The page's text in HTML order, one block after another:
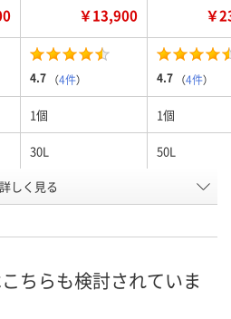
￥13,900 ￥
4.7 （4件） 4.7 （4件）
1個 1個
30L 50L
8472984 8472920
お取り扱い終了しま
お取り扱い終
詳しく見る
ちらも検討されていま